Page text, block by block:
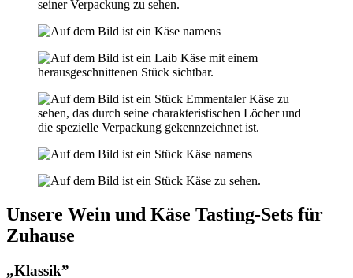
Unsere Wein und Käse Tasting-Sets für
Zuhause
„Klassik”